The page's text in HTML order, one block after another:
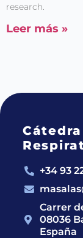
research.
Leer más »
+34 93
Carrer
08036
España